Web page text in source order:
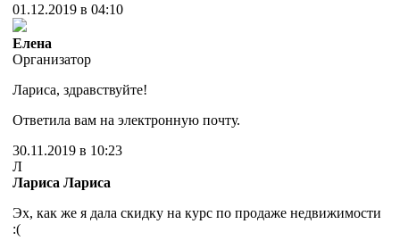
01.12.2019 в 04:10
Елена
Организатор
Лариса, здравствуйте!
Ответила вам на электронную почту.
30.11.2019 в 10:23
Л
Лариса Лариса
Эх, как же я дала скидку на курс по продаже недвижимости
:(